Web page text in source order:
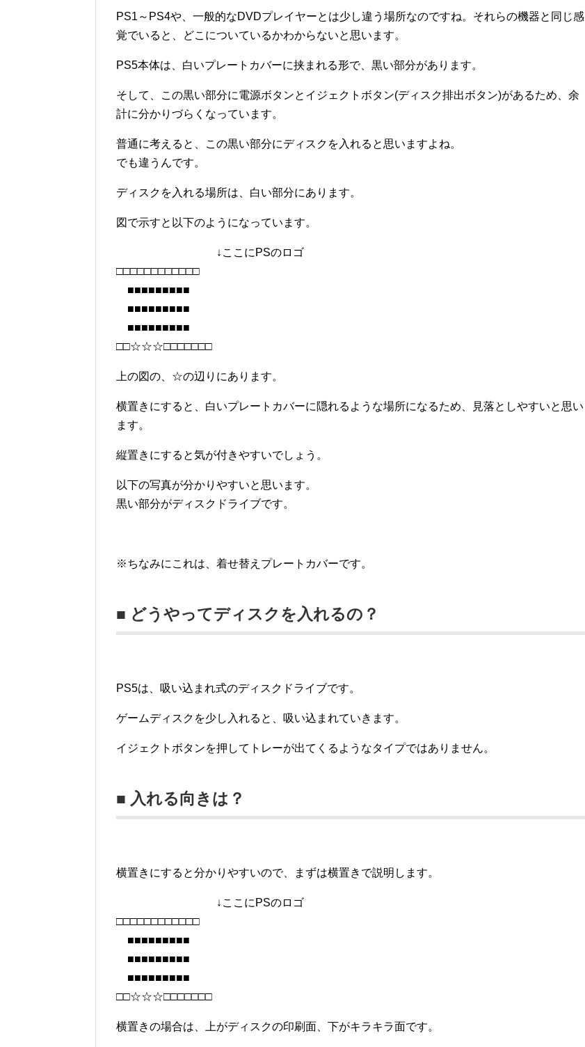
PS1～PS4や、一般的なDVDプレイヤーとは少し違う場所なのですね。それらの機器と同じ感
覚でいると、どこについているかわからないと思います。
PS5本体は、白いプレートカバーに挟まれる形で、黒い部分があります。
そして、この黒い部分に電源ボタンとイジェクトボタン(ディスク排出ボタン)があるため、余
計に分かりづらくなっています。
普通に考えると、この黒い部分にディスクを入れると思いますよね。
でも違うんです。
ディスクを入れる場所は、白い部分にあります。
図で示すと以下のようになっています。
↓ここにPSのロゴ
□□□□□□□□□□□□
■■■■■■■■■
■■■■■■■■■
■■■■■■■■■
□□☆☆☆□□□□□□□
上の図の、☆の辺りにあります。
横置きにすると、白いプレートカバーに隠れるような場所になるため、見落としやすいと思い
ます。
縦置きにすると気が付きやすいでしょう。
以下の写真が分かりやすいと思います。
黒い部分がディスクドライブです。
※ちなみにこれは、着せ替えプレートカバーです。
■ どうやってディスクを入れるの？
PS5は、吸い込まれ式のディスクドライブです。
ゲームディスクを少し入れると、吸い込まれていきます。
イジェクトボタンを押してトレーが出てくるようなタイプではありません。
■ 入れる向きは？
横置きにすると分かりやすいので、まずは横置きで説明します。
↓ここにPSのロゴ
□□□□□□□□□□□□
■■■■■■■■■
■■■■■■■■■
■■■■■■■■■
□□☆☆☆□□□□□□□
横置きの場合は、上がディスクの印刷面、下がキラキラ面です。